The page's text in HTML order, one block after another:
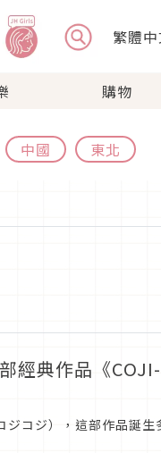
繁體
購物
中國 東北
經典作品《COJI-
ジコジ），這部作品誕生